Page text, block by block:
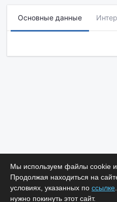
Основные данные
Мы используем файлы cookie и
Продолжая находиться на
условиях, указанных по ссылке
нужно покинуть этот сайт.